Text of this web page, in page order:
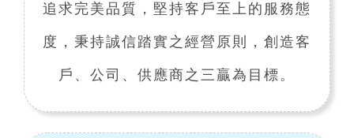
追求完美品質，堅持客戶至上的服務態
度，秉持誠信踏實之經營原則，創造客
戶、公司、供應商之三贏為目標。